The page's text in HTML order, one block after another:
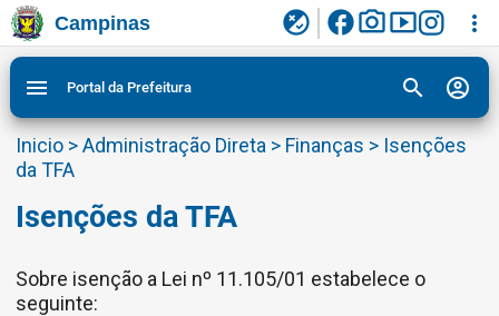
Ir para conteudo
Ir para menu do site da Prefeitura de Campinas 2
Ligar/Desligar contraste visual de tela para
acessibilidade
3
Campinas flaky facebookphoto_camerasmart_display more_vert
menu Portal da Prefeitura search account_circle
Inicio>Administração Direta > Finanças > Isenções
da TFA
Isenções da TFA
Sobre isenção a Lei nº 11.105/01 estabelece o
seguinte: